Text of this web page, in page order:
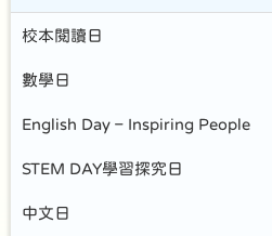
校本閱讀日
數學日
English Day – Inspiring People
STEM DAY學習探究日
中文日